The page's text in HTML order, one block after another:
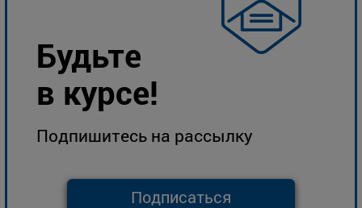
Будьте
в курсе!
Подпишитесь на рассылку
Подписаться